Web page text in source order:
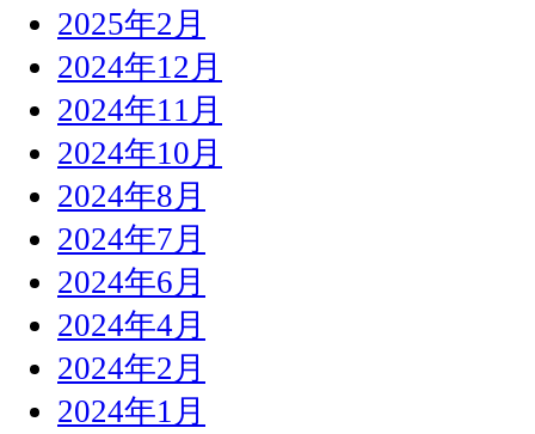
2025年2月
2024年12月
2024年11月
2024年10月
2024年8月
2024年7月
2024年6月
2024年4月
2024年2月
2024年1月